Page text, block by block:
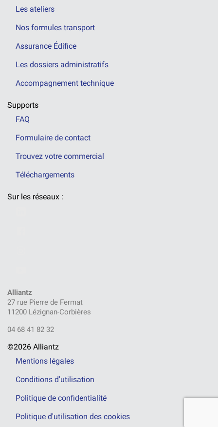
Les ateliers
Nos formules transport
Assurance Édifice
Les dossiers administratifs
Accompagnement technique
Supports
FAQ
Formulaire de contact
Trouvez votre commercial
Téléchargements
Sur les réseaux :
Alliantz
27 rue Pierre de Fermat
11200 Lézignan-Corbières
04 68 41 82 32
©2026 Alliantz
Mentions légales
Conditions d'utilisation
Politique de confidentialité
Politique d'utilisation des cookies